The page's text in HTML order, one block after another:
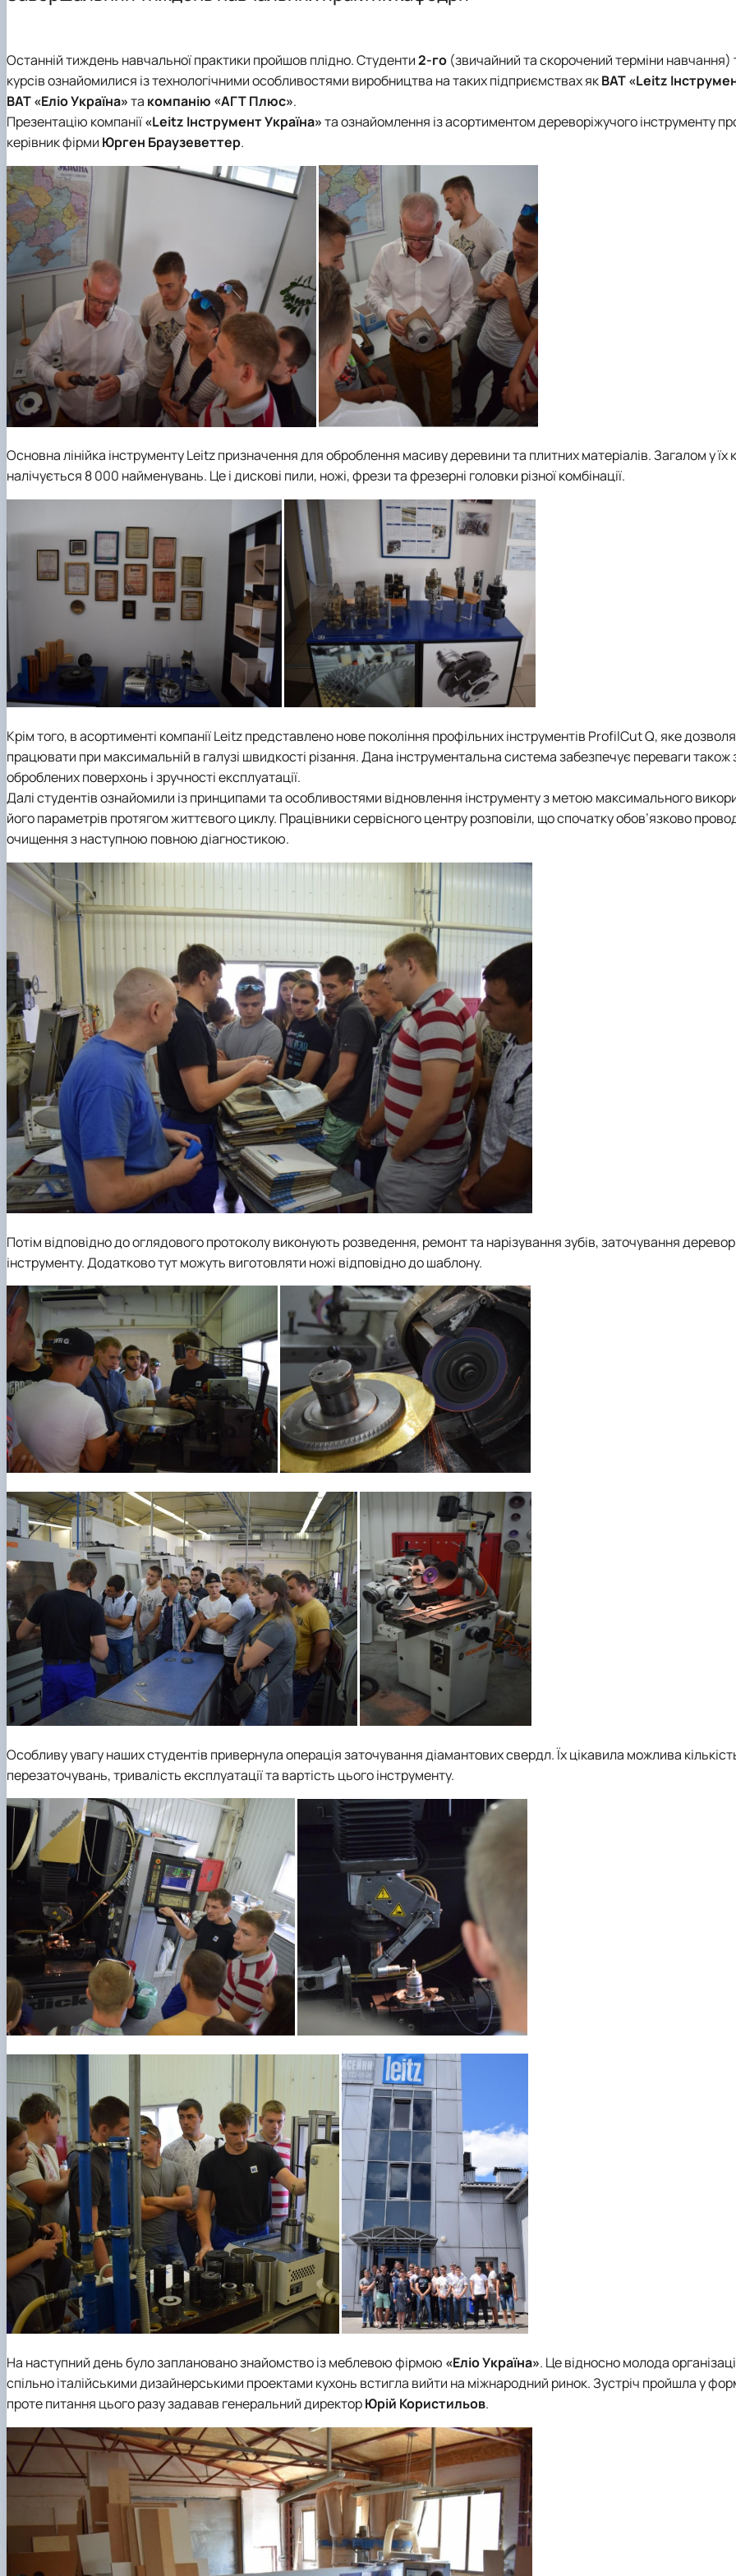
Наші аспіранти
Акредитація
Акредитація
Аспірантура
Студентські наукові гуртки
Студентський науковий гурток "Маляр'ОК"
PhD (доктор філософії)
НМТ/ЄВІ
Публікації
Сертифікатні програми
Останній тиждень навчальної практики пройшов плідно. Студенти2-го (звичайний та скорочений терміни навчання)
курсів ознайомилися із технологічними особливостями виробництва на таких підприємствах якВАТ «Leitz
ВАТ «Еліо Україна»та компанію «АГТ Плюс».
Презентацію компанії«Leitz Інструмент Україна»та ознайомлення із асортиментом дереворіжучого інструменту
керівник фірми Юрген Браузеветтер.
Основна лінійка інструментуLeitzпризначення для оброблення масиву деревини та плитних матеріалів. Загалом у їх
налічується 8 000 найменувань. Це і дискові пили, ножі, фрези та фрезерні головки різної комбінації.
Крім того, в асортименті компаніїLeitzпредставлено нове покоління профільних інструментів ProfilCut Q, яке
працювати при максимальній в галузі швидкості різання. Дана інструментальна система забезпечує переваги також
оброблених поверхонь і зручності експлуатації.
Далі студентів ознайомили із принципами та особливостями відновлення інструменту з метою максимального
його параметрів протягом життєвого циклу. Працівники сервісного центру розповіли, що спочатку обов’язково
очищення з наступною повною діагностикою.
Потім відповідно до оглядового протоколу виконують розведення, ремонт та нарізування зубів, заточування
інструменту. Додатково тут можуть виготовляти ножі відповідно до шаблону.
Особливу увагу наших студентів привернула операція заточування діамантових свердл. Їх цікавила можлива
перезаточувань, тривалість експлуатації та вартість цього інструменту.
На наступний день було заплановано знайомство із меблевою фірмою «Еліо Україна». Це відносно молода
спільно італійськими дизайнерськими проектами кухонь встигла вийти на міжнародний ринок. Зустріч пройшла у
проте питання цього разу задавав генеральний директорЮрій Користильов.